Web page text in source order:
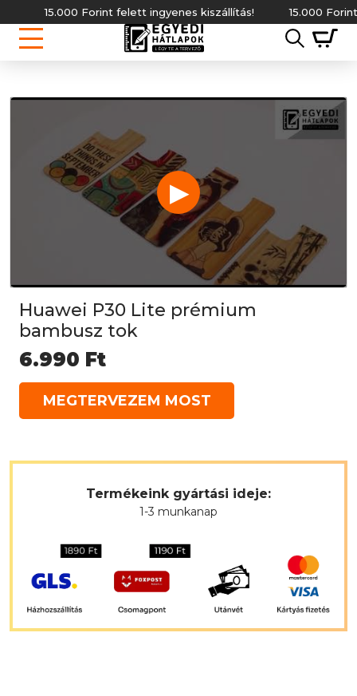
15.000 Forint felett ingyenes kiszállítás! 15.000 Forint
▶
Huawei P30 Lite prémium
bambusz tok
6.990 Ft
MEGTERVEZEM MOST
Termékeink gyártási ideje:
1-3 munkanap